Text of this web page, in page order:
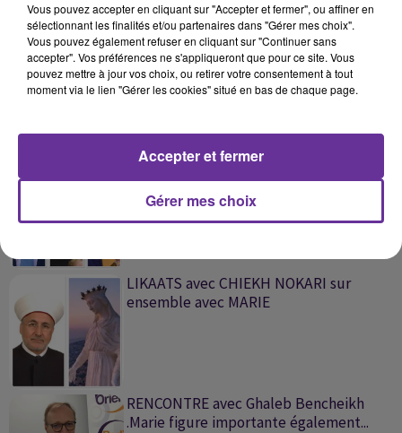
LE JOURNAL DU SOIR EN LANGUE
FRANCAISE DU 27/12/2024
LIKAATS avec CHIEKH NOKARI sur
ensemble avec MARIE
RENCONTRE avec Ghaleb Bencheikh
.Marie figure importante également...
Vous pouvez accepter en cliquant sur "Accepter et fermer", ou affiner en
sélectionnant les finalités et/ou partenaires dans "Gérer mes choix".
Vous pouvez également refuser en cliquant sur "Continuer sans
accepter". Vos préférences ne s'appliqueront que pour ce site. Vous
pouvez mettre à jour vos choix, ou retirer votre consentement à tout
moment via le lien "Gérer les cookies" situé en bas de chaque page.
Gérer mes choix
Accepter et fermer